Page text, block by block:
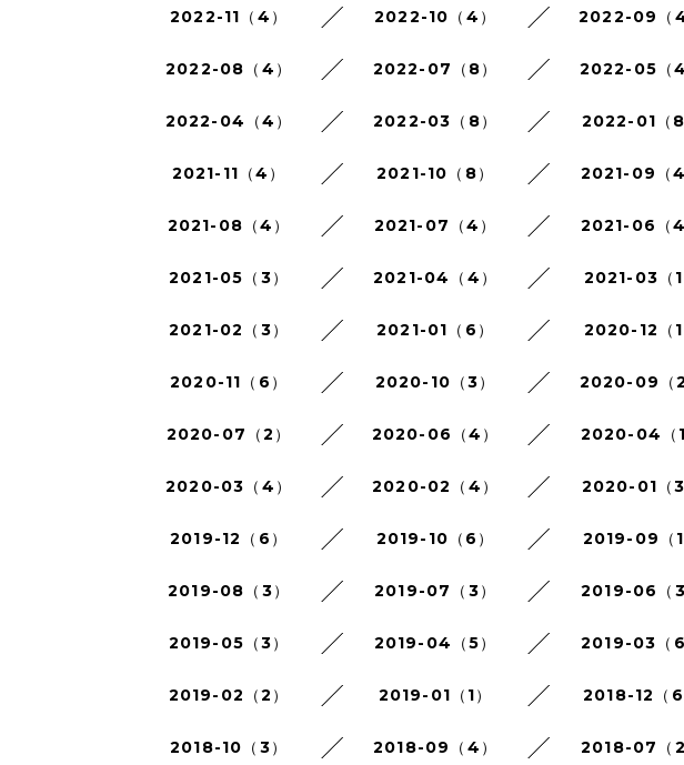
2022-11（4） 2022-10（4） 2022-09（
2022-08（4） 2022-07（8） 2022-05（
2022-04（4） 2022-03（8） 2022-01（
2021-11（4） 2021-10（8） 2021-09（
2021-08（4） 2021-07（4） 2021-06（
2021-05（3） 2021-04（4） 2021-03（
2021-02（3） 2021-01（6） 2020-12（
2020-11（6） 2020-10（3） 2020-09（
2020-07（2） 2020-06（4） 2020-04（
2020-03（4） 2020-02（4） 2020-01（
2019-12（6） 2019-10（6） 2019-09（
2019-08（3） 2019-07（3） 2019-06（
2019-05（3） 2019-04（5） 2019-03（
2019-02（2） 2019-01（1） 2018-12（
2018-10（3） 2018-09（4） 2018-07（